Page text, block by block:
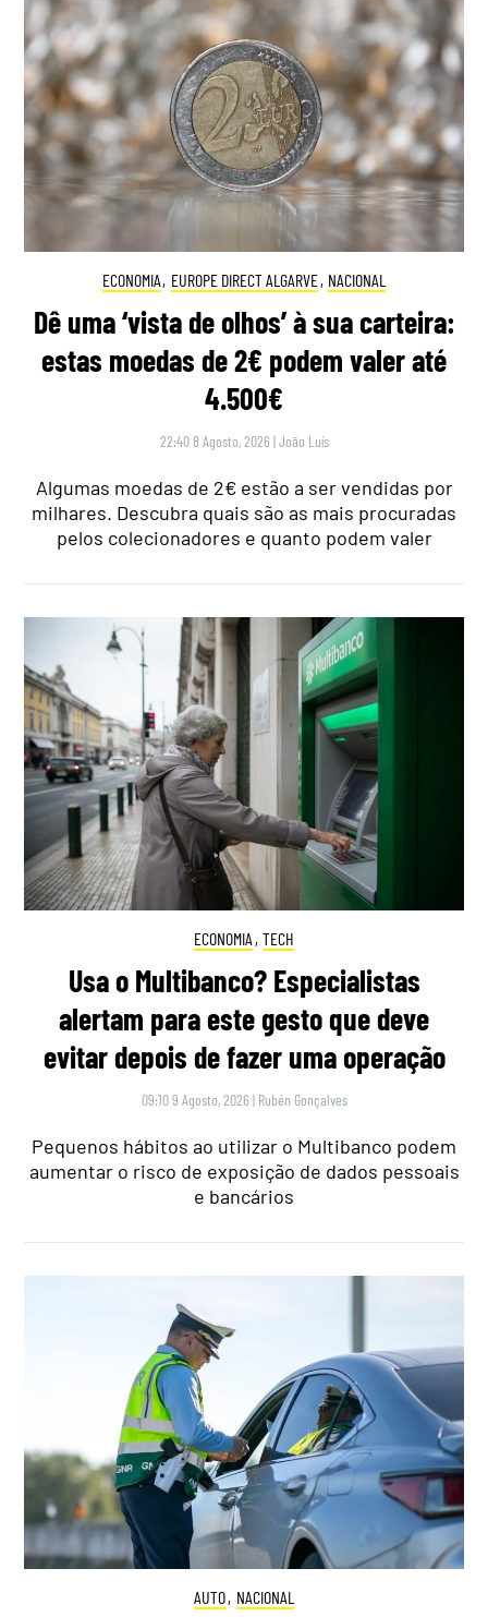
ECONOMIA, EUROPE DIRECT ALGARVE, NACIONAL
Dê uma ‘vista de olhos’ à sua carteira:
estas moedas de 2€ podem valer até
4.500€
22:40 8 Agosto, 2026 |João Luís
Algumas moedas de 2€ estão a ser vendidas por
milhares. Descubra quais são as mais procuradas
pelos colecionadores e quanto podem valer
ECONOMIA , TECH
Usa o Multibanco? Especialistas
alertam para este gesto que deve
evitar depois de fazer uma operação
09:10 9 Agosto, 2026 | Rubén Gonçalves
Pequenos hábitos ao utilizar o Multibanco podem
aumentar o risco de exposição de dados pessoais
e bancários
AUTO, NACIONAL